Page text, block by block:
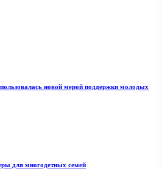
новой мерой поддержки молодых
для многодетных семей